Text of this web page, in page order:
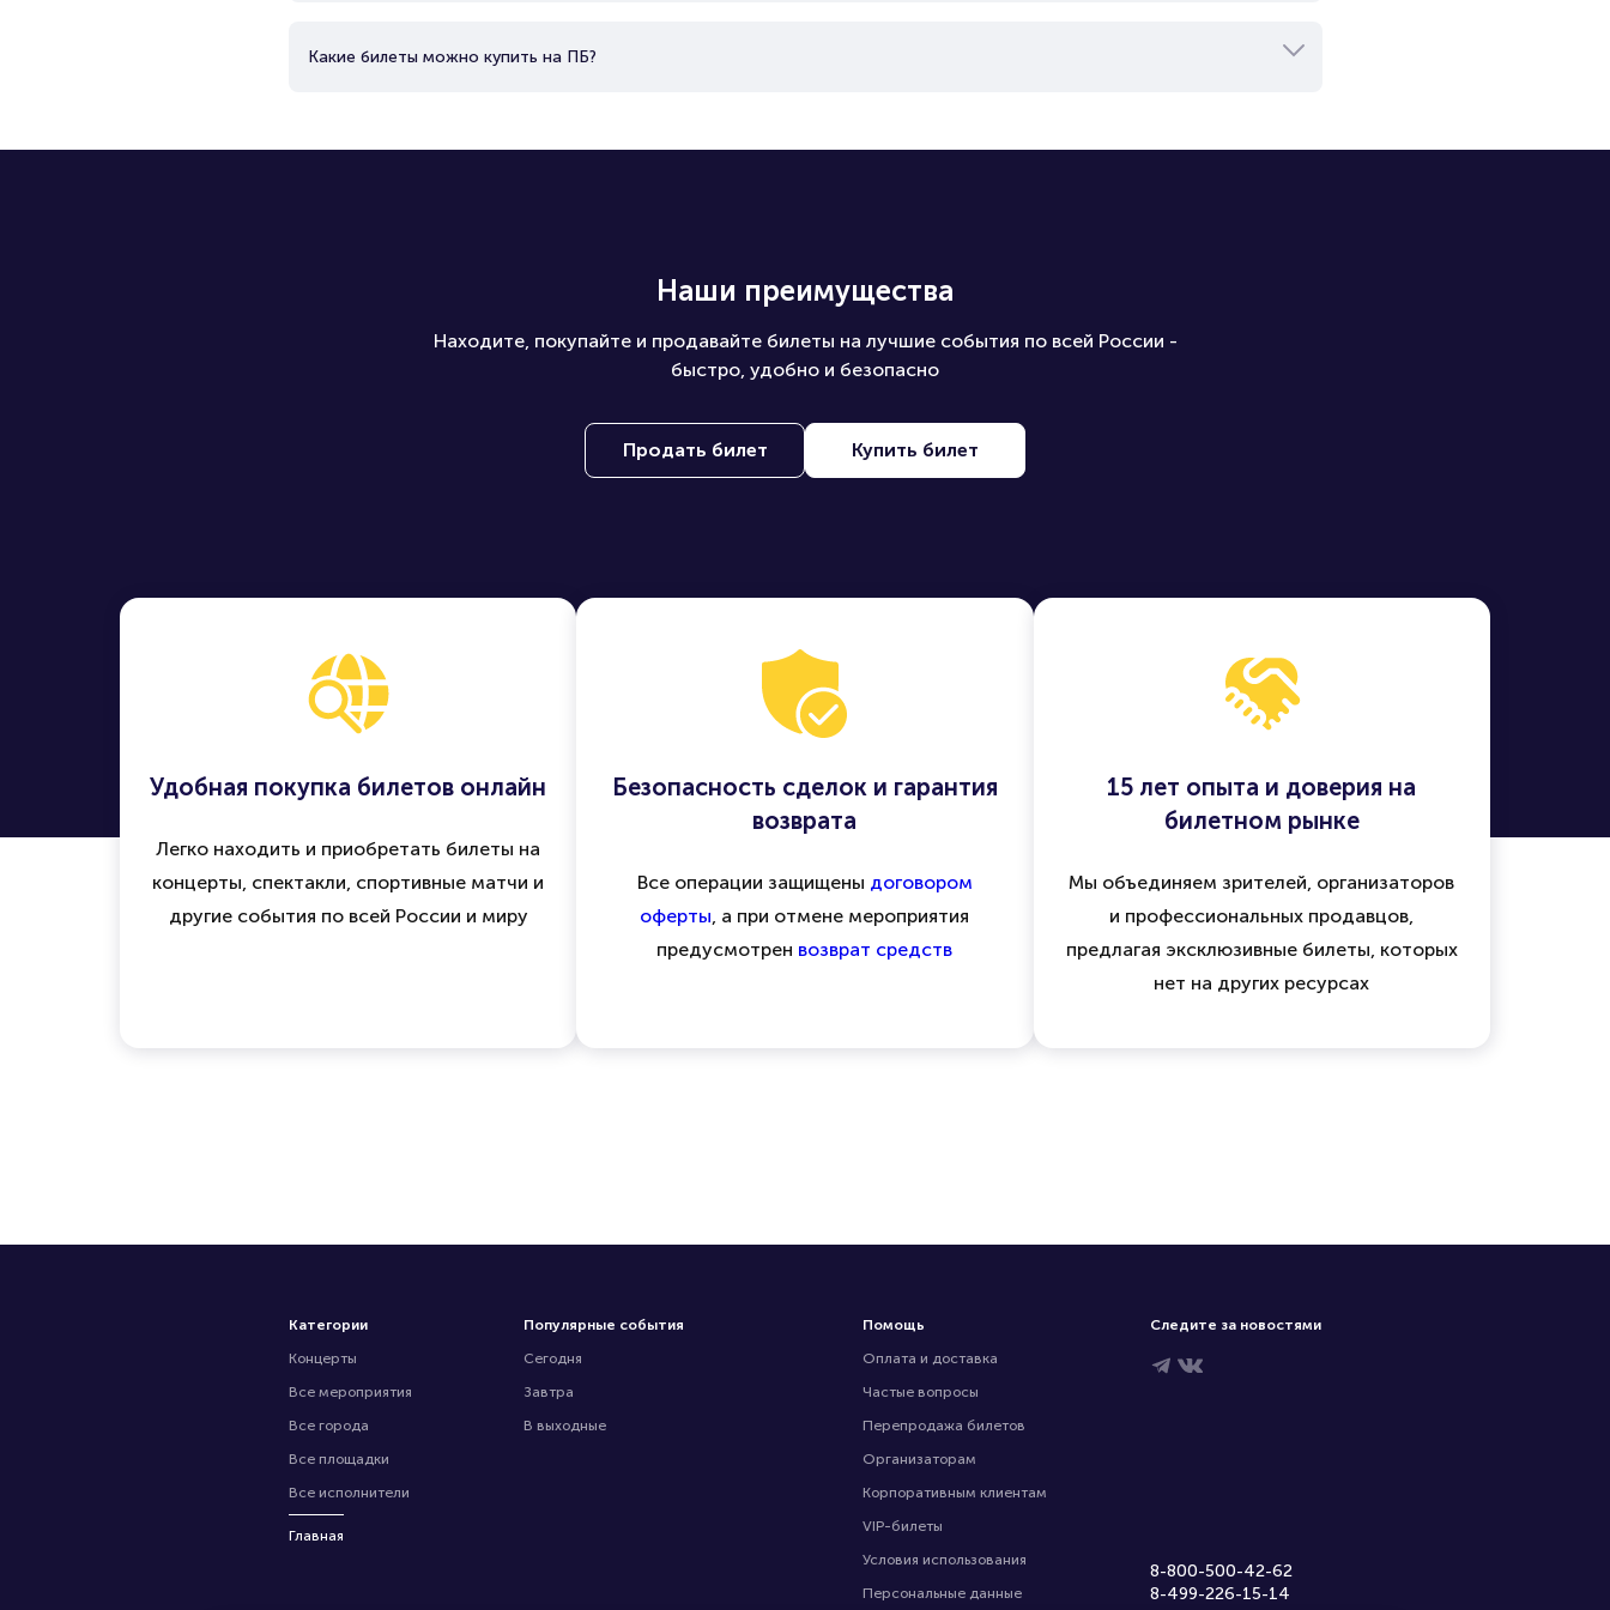
Какие билеты можно купить на ПБ?
Наши преимущества
Находите, покупайте и продавайте билеты на лучшие события по всей России -
быстро, удобно и безопасно
Продать билет Купить билет
Удобная покупка билетов онлайн
Легко находить и приобретать билеты на
концерты, спектакли, спортивные матчи и
другие события по всей России и миру
Безопасность сделок и гарантия
возврата
Все операции защищены договором
оферты, а при отмене мероприятия
предусмотрен возврат средств
15 лет опыта и доверия на
билетном рынке
Мы объединяем зрителей, организаторов
и профессиональных продавцов,
предлагая эксклюзивные билеты, которых
нет на других ресурсах
Категории
Концерты
Все мероприятия
Все города
Все площадки
Все исполнители
Главная
Популярные события
Сегодня
Завтра
В выходные
Помощь
Оплата и доставка
Частые вопросы
Перепродажа билетов
Организаторам
Корпоративным клиентам
VIP-билеты
Условия использования
Персональные данные
Следите за новостями
8-800-500-42-62
8-499-226-15-14